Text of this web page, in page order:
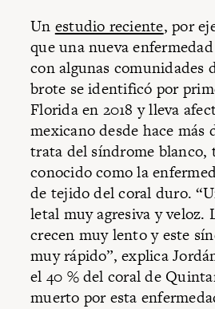
Un estudio reciente, por
que una nueva
con algunas comunidades
brote se identificó por
Florida en 2018 y lleva
mexicano desde hace más
trata del síndrome blanco,
conocido como la
de tejido del coral duro.
letal muy agresiva y veloz.
crecen muy lento y este
muy rápido”, explica
el 40 % del coral de
muerto por esta